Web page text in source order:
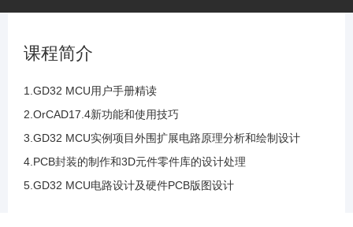
90.带状线和微带线的阻抗控制与计算器的参数
则解读及常用规则
课程简介
1.GD32 MCU用户手册精读
2.OrCAD17.4新功能和使用技巧
3.GD32 MCU实例项目外围扩展电路原理分析和绘制设计
4.PCB封装的制作和3D元件零件库的设计处理
5.GD32 MCU电路设计及硬件PCB版图设计